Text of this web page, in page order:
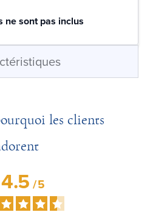
ne sont pas inclus
les clients
4.5/5